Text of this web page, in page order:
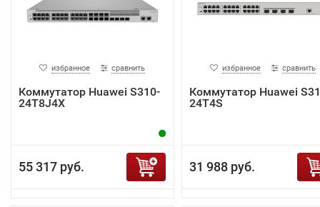
избранное сравнить
Коммутатор Huawei S310-
24T8J4X
55 317 руб.
избранное сравнить
Коммутатор Huawei
24T4S
31 988 руб.